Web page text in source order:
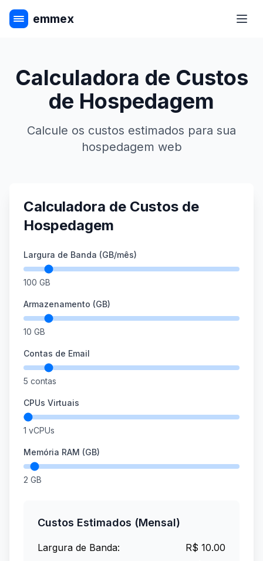
emmex
Calculadora de Custos
de Hospedagem
Calcule os custos estimados para sua
hospedagem web
Calculadora de Custos de
Hospedagem
Largura de Banda (GB/mês)
100 GB
Armazenamento (GB)
10 GB
Contas de Email
5 contas
CPUs Virtuais
1 vCPUs
Memória RAM (GB)
2 GB
Custos Estimados (Mensal)
Largura de Banda: R$ 10.00